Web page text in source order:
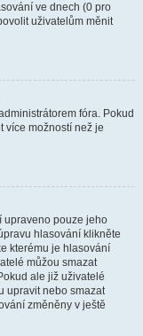
ve dnech (0 pro
uživatelům měnit
fóra. Pokud
více možností než je
upraveno pouze jeho
hlasování klikněte
kterému je hlasování
můžou smazat
ale již uživatelé
upravit nebo smazat
změněny v ještě